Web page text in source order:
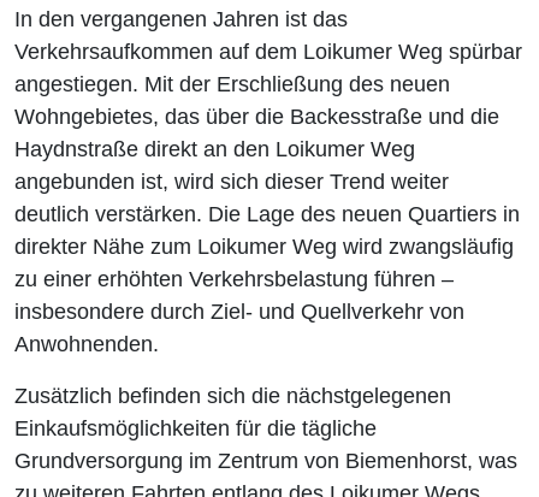
In den vergangenen Jahren ist das
Verkehrsaufkommen auf dem Loikumer Weg spürbar
angestiegen. Mit der Erschließung des neuen
Wohngebietes, das über die Backesstraße und die
Haydnstraße direkt an den Loikumer Weg
angebunden ist, wird sich dieser Trend weiter
deutlich verstärken. Die Lage des neuen Quartiers in
direkter Nähe zum Loikumer Weg wird zwangsläufig
zu einer erhöhten Verkehrsbelastung führen –
insbesondere durch Ziel- und Quellverkehr von
Anwohnenden.
Zusätzlich befinden sich die nächstgelegenen
Einkaufsmöglichkeiten für die tägliche
Grundversorgung im Zentrum von Biemenhorst, was